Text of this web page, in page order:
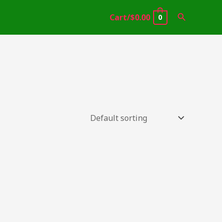
Cart/$0.00 0 Search